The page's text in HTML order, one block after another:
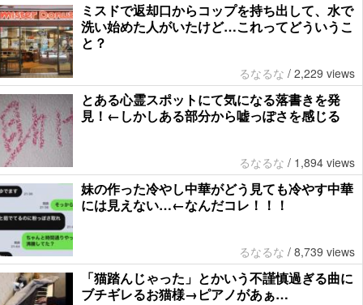
ミスドで返却口からコップを持ち出して、水で
洗い始めた人がいたけど…これってどういうこ
と？
るなるな / 2,229 views
とある心霊スポットにて気になる落書きを発
見！←しかしある部分から嘘っぽさを感じる
るなるな / 1,894 views
妹の作った冷やし中華がどう見ても冷やす中華
には見えない…←なんだコレ！！！
るなるな / 8,739 views
「猫踏んじゃった」とかいう不謹慎過ぎる曲に
ブチギレるお猫様→ピアノがあぁ…